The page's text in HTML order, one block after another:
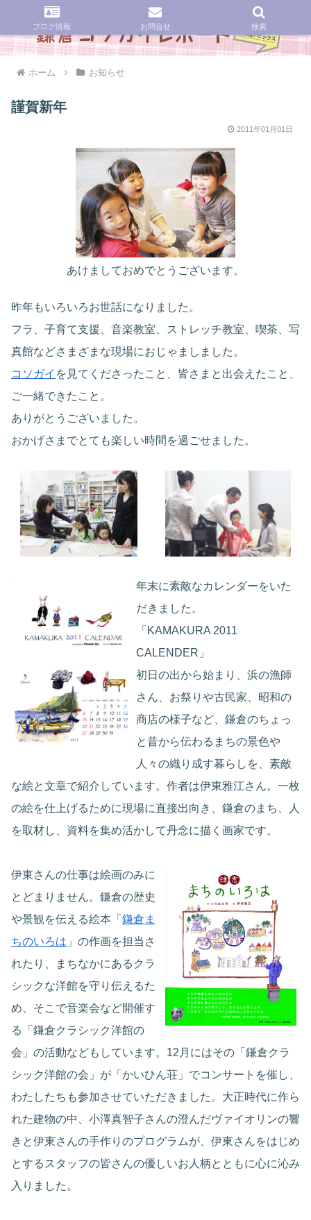
ホーム お知らせ
謹賀新年
2011年01月01日
あけましておめでとうございます。
昨年もいろいろお世話になりました。
フラ、子育て支援、音楽教室、ストレッチ教室、喫茶、写
真館などさまざまな現場におじゃましました。
コソガイ を見てくださったこと、皆さまと出会えたこと、
ご一緒できたこと。
ありがとうございました。
おかげさまでとても楽しい時間を過ごせました。
年末に素敵なカレンダーをいた
だきました。
「KAMAKURA 2011
CALENDER」
初日の出から始まり、浜の漁師
さん、お祭りや古民家、昭和の
商店の様子など、鎌倉のちょっ
と昔から伝わるまちの景色や
人々の織り成す暮らしを、素敵
な絵と文章で紹介しています。作者は伊東雅江さん。一枚
の絵を仕上げるために現場に直接出向き、鎌倉のまち、人
を取材し、資料を集め活かして丹念に描く画家です。
伊東さんの仕事は絵画のみに
とどまりません。鎌倉の歴史
や景観を伝える絵本「 鎌倉ま
ちのいろは 」の作画を担当さ
れたり、まちなかにあるクラ
シックな洋館を守り伝えるた
め、そこで音楽会など開催す
る「鎌倉クラシック洋館の
会」の活動などもしています。12月にはその「鎌倉クラ
シック洋館の会」が「かいひん荘」でコンサートを催し、
わたしたちも参加させていただきました。大正時代に作ら
れた建物の中、小澤真智子さんの澄んだヴァイオリンの響
きと伊東さんの手作りのプログラムが、伊東さんをはじめ
とするスタッフの皆さんの優しいお人柄とともに心に沁み
入りました。
ブログ情報 お問合せ 検索